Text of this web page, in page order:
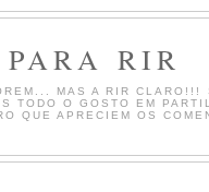
RIR
MAS A RIR CLARO!!!
TODO O GOSTO EM
QUE APRECIEM OS